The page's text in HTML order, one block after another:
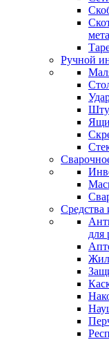
Ручной
Средства
для